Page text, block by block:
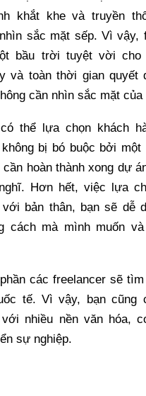
khắt khe và truyền
sắc mặt sếp. Vì vậy,
bầu trời tuyệt vời cho
và toàn thời gian quyết
cần nhìn sắc mặt của
thể lựa chọn khách
bị bó buộc bởi một
hoàn thành xong dự
Hơn hết, việc lựa
bản thân, bạn sẽ dễ
cách mà mình muốn
các freelancer sẽ
tế. Vì vậy, bạn cũng
nhiều nền văn hóa,
sự nghiệp.